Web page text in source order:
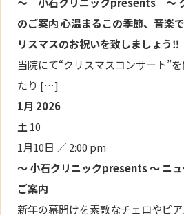
のご案内 心温まるこの季節、音楽
リスマスのお祝いを致しましょう‼
当院にて“クリスマスコンサート”
たり […]
1月 2026
土 10
1月10日 ／ 2:00 pm
～ 小石クリニックpresents ～ ニ
ご案内
新年の幕開けを素敵なチェロやピ